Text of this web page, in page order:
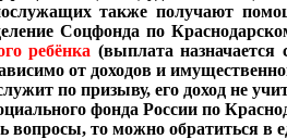
также получают
Соцфонда по
ребёнка (выплата
от доходов и
по призыву, его доход не
фонда России по
вопросы, то можно обратиться